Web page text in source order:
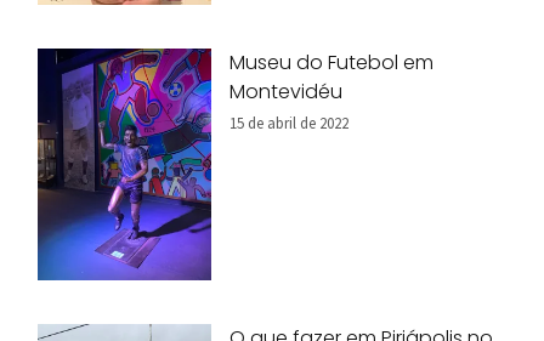
Museu do Futebol em
Montevidéu
15 de abril de 2022